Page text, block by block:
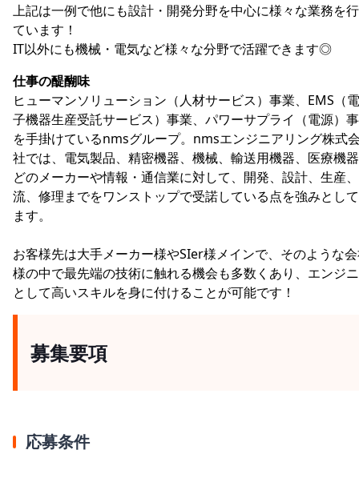
上記は一例で他にも設計・開発分野を中心に様々な業務を
ています！
IT以外にも機械・電気など様々な分野で活躍できます◎
仕事の醍醐味
ヒューマンソリューション（人材サービス）事業、EMS（電
子機器生産受託サービス）事業、パワーサプライ（電源）
を手掛けているnmsグループ。nmsエンジニアリング株式
社では、電気製品、精密機器、機械、輸送用機器、医療機
どのメーカーや情報・通信業に対して、開発、設計、生産
流、修理までをワンストップで受諾している点を強みとし
ます。
お客様先は大手メーカー様やSIer様メインで、そのような
様の中で最先端の技術に触れる機会も多数くあり、エンジ
として高いスキルを身に付けることが可能です！
募集要項
応募条件